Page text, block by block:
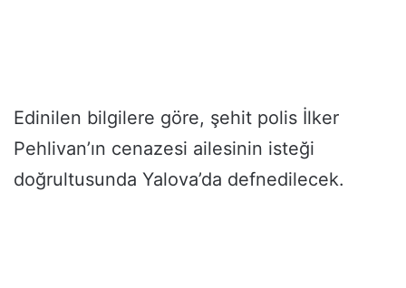
Edinilen bilgilere göre, şehit polis İlker
Pehlivan’ın cenazesi ailesinin isteği
doğrultusunda Yalova’da defnedilecek.